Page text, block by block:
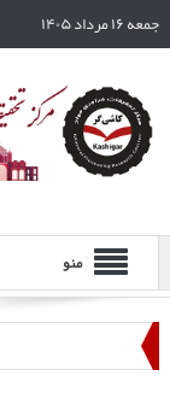
جمعه ۱۶ مرداد ۱۴۰۵
منو